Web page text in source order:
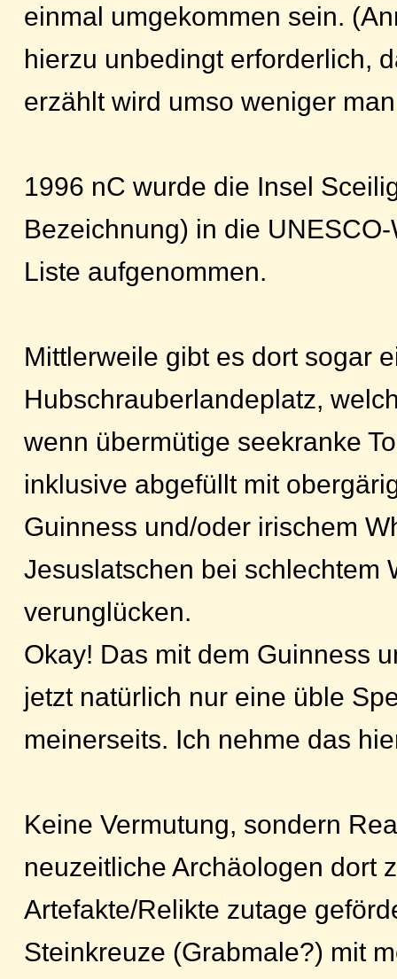
einmal umgekommen sein.
hierzu unbedingt erforderlich,
erzählt wird umso weniger
1996 nC wurde die Insel
Bezeichnung) in die
Liste aufgenommen.
Mittlerweile gibt es dort sogar
Hubschrauberlandeplatz,
wenn übermütige seekranke
inklusive abgefüllt mit
Guinness und/oder irischem
Jesuslatschen bei schlechtem
verunglücken.
Okay! Das mit dem Guinness
jetzt natürlich nur eine üble
meinerseits. Ich nehme das
Keine Vermutung, sondern
neuzeitliche Archäologen dort
Artefakte/Relikte zutage
Steinkreuze (Grabmale?) mit